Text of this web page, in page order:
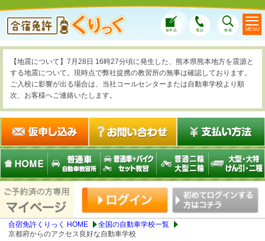
仮申込 電話 検索
【地震について】7月28日 16時27分頃に発生した、熊本県熊本地方を震源と
する地震について。現時点で弊社提携の教習所の無事は確認しております。
ご入校に影響が出る場合は、当社コールセンターまたは自動車学校より順
次、お客様へご連絡いたします。
MENU
合宿免許くりっく HOME
全国の自動車学校一覧
京都府からのアクセス良好な自動車学校